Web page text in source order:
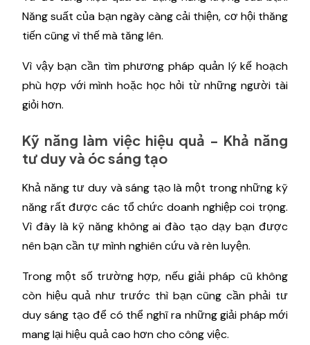
Năng suất của bạn ngày càng cải thiện, cơ hội thăng
tiến cũng vì thế mà tăng lên.
Vì vậy bạn cần tìm phương pháp quản lý kế hoạch
phù hợp với mình hoặc học hỏi từ những người tài
giỏi hơn.
Kỹ năng làm việc hiệu quả - Khả năng
tư duy và óc sáng tạo
Khả năng tư duy và sáng tạo là một trong những kỹ
năng rất được các tổ chức doanh nghiệp coi trọng.
Vì đây là kỹ năng không ai đào tạo dạy bạn được
nên bạn cần tự mình nghiên cứu và rèn luyện.
Trong một số trường hợp, nếu giải pháp cũ không
còn hiệu quả như trước thì bạn cũng cần phải tư
duy sáng tạo để có thể nghĩ ra những giải pháp mới
mang lại hiệu quả cao hơn cho công việc.